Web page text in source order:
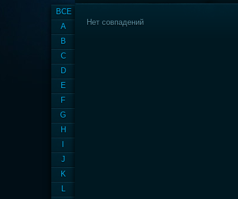
ВСЕ
A
B
C
D
E
F
G
H
J
K
L
Нет совпадений